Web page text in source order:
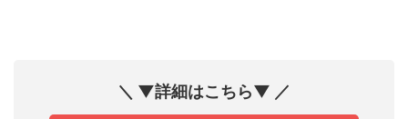
＼ ▼詳細はこちら▼ ／